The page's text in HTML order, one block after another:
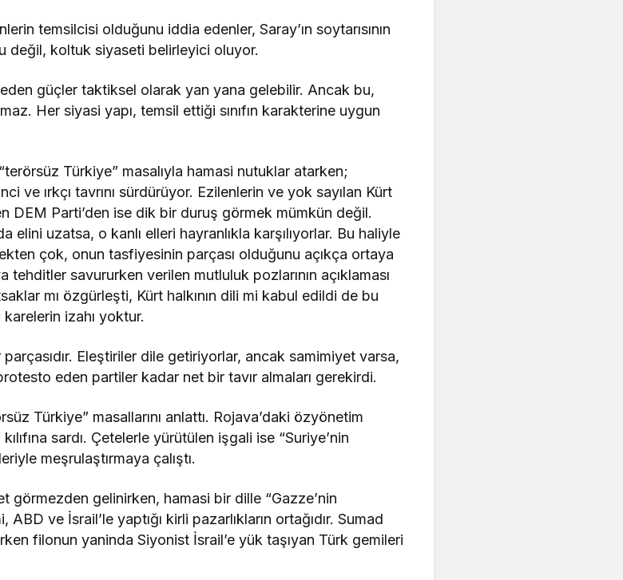
temsilcisi olduğunu iddia edenler, Saray’ın soytarısının
değil, koltuk siyaseti belirleyici oluyor.
güçler taktiksel olarak yan yana gelebilir. Ancak bu,
Her siyasi yapı, temsil ettiği sınıfın karakterine uygun
Türkiye” masalıyla hamasi nutuklar atarken;
ve ırkçı tavrını sürdürüyor. Ezilenlerin ve yok sayılan Kürt
DEM Parti’den ise dik bir duruş görmek mümkün değil.
elini uzatsa, o kanlı elleri hayranlıkla karşılıyorlar. Bu haliyle
çok, onun tasfiyesinin parçası olduğunu açıkça ortaya
savururken verilen mutluluk pozlarının açıklaması
mı özgürleşti, Kürt halkının dili mi kabul edildi de bu
izahı yoktur.
Eleştiriler dile getiriyorlar, ancak samimiyet varsa,
eden partiler kadar net bir tavır almaları gerekirdi.
Türkiye” masallarını anlattı. Rojava’daki özyönetim
sardı. Çetelerle yürütülen işgali ise “Suriye’nin
meşrulaştırmaya çalıştı.
görmezden gelinirken, hamasi bir dille “Gazze’nin
ve İsrail’le yaptığı kirli pazarlıkların ortağıdır. Sumad
filonun yaninda Siyonist İsrail’e yük taşıyan Türk gemileri